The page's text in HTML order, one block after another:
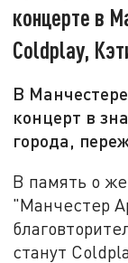
концерте в
Coldplay,
В
концерт в
города,
В память о
"Манчестер
станут